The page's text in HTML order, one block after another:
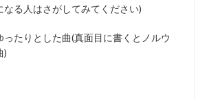
なる人はさがしてみてください)
ったりとした曲(真面目に書くとノルウ
)